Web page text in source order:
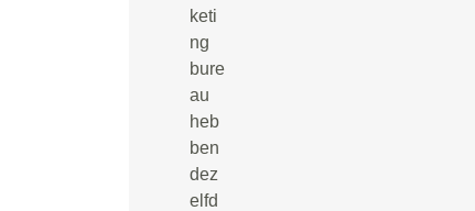
keti
ng
bure
au
heb
ben
dez
elfd